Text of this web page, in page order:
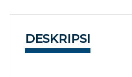
DESKRIPSI